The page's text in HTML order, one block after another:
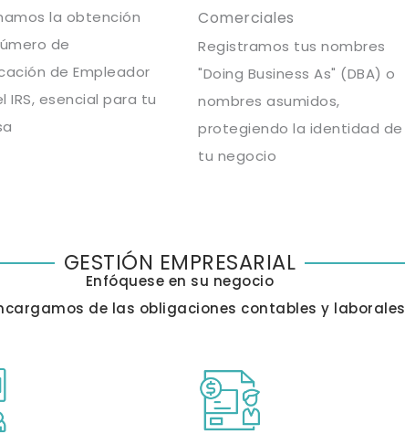
la obtención
de
de Empleador
IRS, esencial para tu
Comerciales
Registramos tus nombres
"Doing Business As" (DBA) o
nombres asumidos,
protegiendo la identidad de
tu negocio
GESTIÓN EMPRESARIAL
Enfóquese en su negocio
de las obligaciones contables y laborales